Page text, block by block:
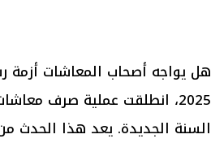
هل يواجه أصحاب المعاشات أزمة
2025، انطلقت عملية صرف
السنة الجديدة. يعد هذا الحدث